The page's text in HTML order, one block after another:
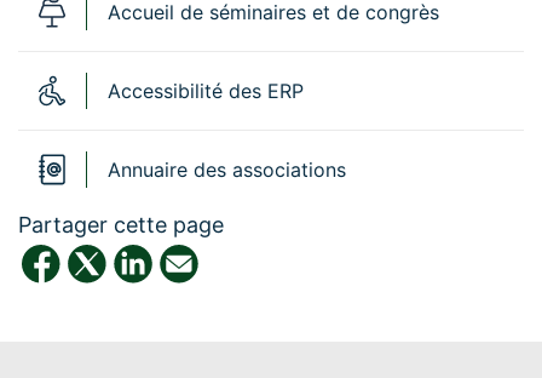
Accueil de séminaires et de congrès
Accessibilité des ERP
Annuaire des associations
Partager cette page